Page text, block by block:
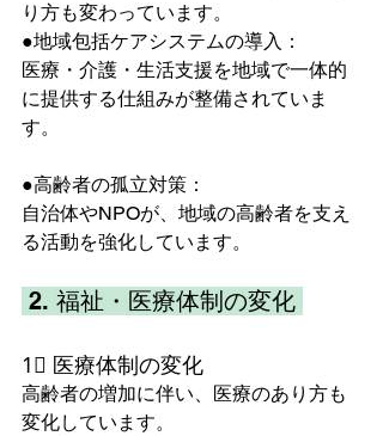
り方も変わっています。
●地域包括ケアシステムの導入：
医療・介護・生活支援を地域で一体的
に提供する仕組みが整備されていま
す。
●高齢者の孤立対策：
自治体やNPOが、地域の高齢者を支え
る活動を強化しています。
2. 福祉・医療体制の変化
1⃣ 医療体制の変化
高齢者の増加に伴い、医療のあり方も
変化しています。